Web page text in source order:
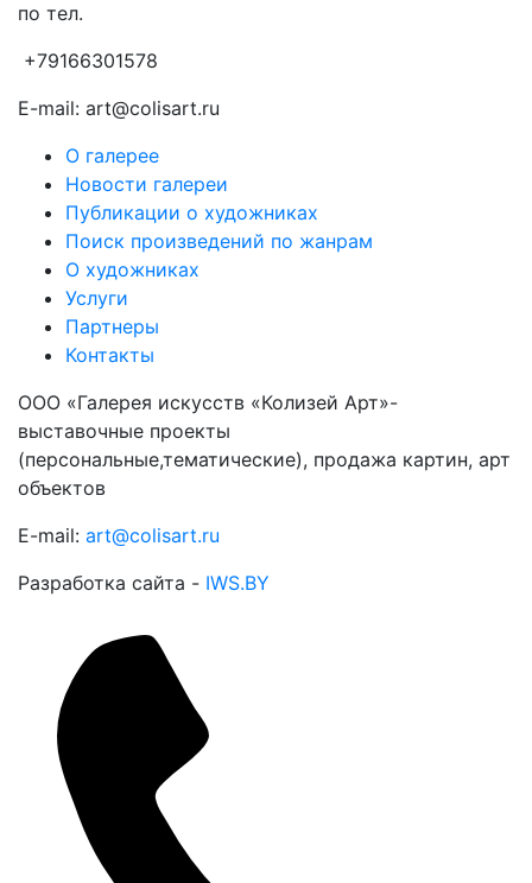
по тел.
+79166301578
E-mail: art@colisart.ru
О галерее
Новости галереи
Публикации о художниках
Поиск произведений по жанрам
О художниках
Услуги
Партнеры
Контакты
ООО «Галерея искусств «Колизей Арт»-
выставочные проекты
(персональные,тематические), продажа картин, арт
объектов
E-mail: art@colisart.ru
Разработка сайта - IWS.BY